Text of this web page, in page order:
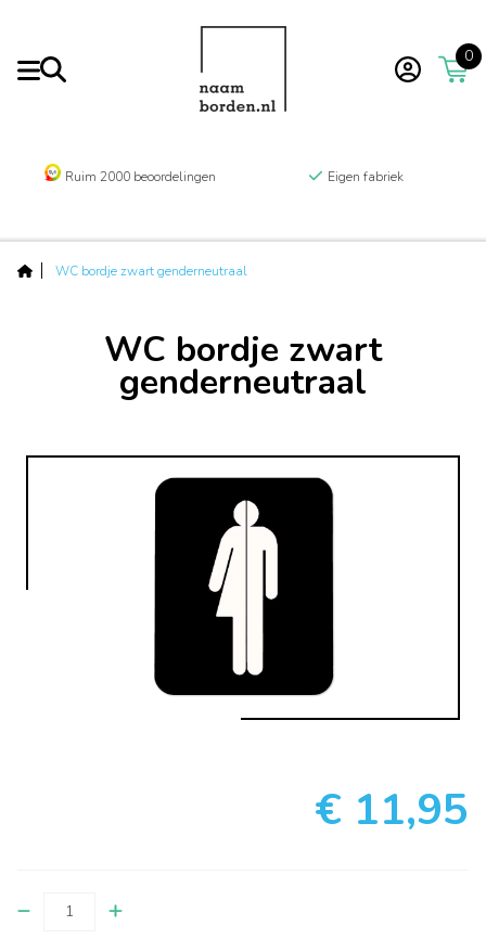
0
Ruim 2000 beoordelingen Eigen fabriek
WC bordje zwart genderneutraal
WC bordje zwart
genderneutraal
€ 11,95